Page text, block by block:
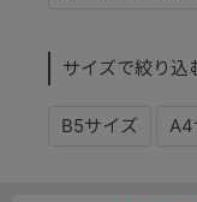
サイズで絞り込
B5サイズ A4